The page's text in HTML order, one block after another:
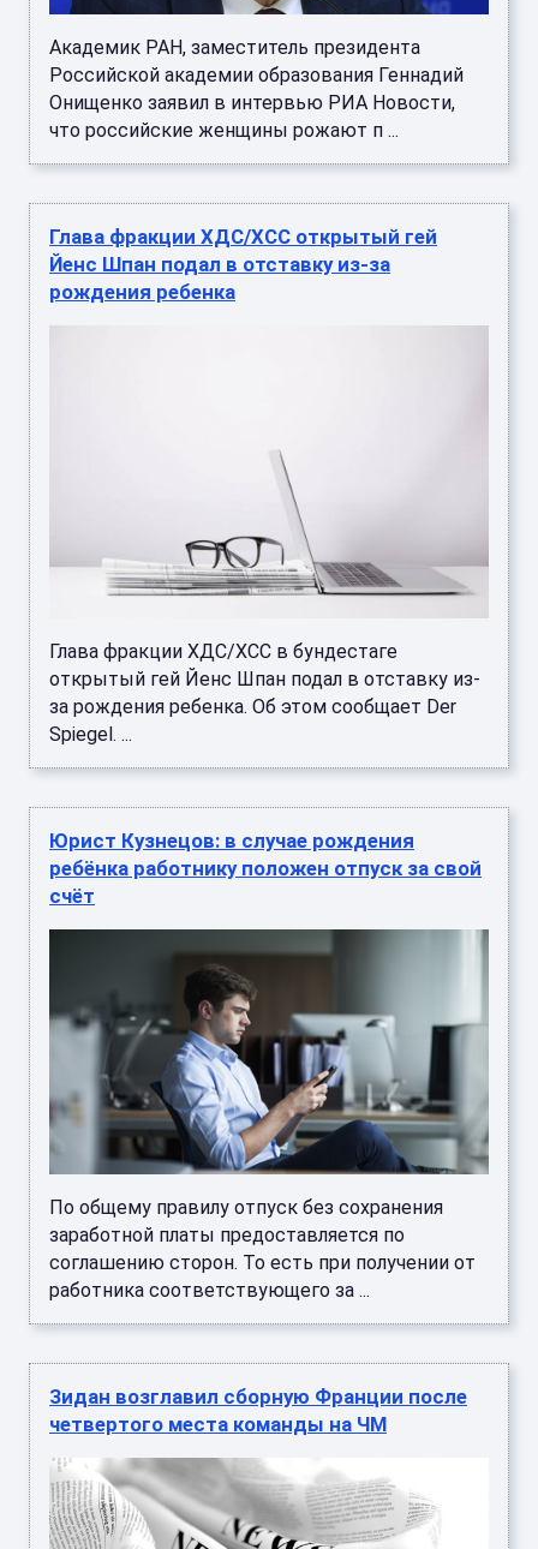
Академик РАН, заместитель президента
Российской академии образования Геннадий
Онищенко заявил в интервью РИА Новости,
что российские женщины рожают п ...
Глава фракции ХДС/ХСС открытый гей
Йенс Шпан подал в отставку из-за
рождения ребенка
Глава фракции ХДС/ХСС в бундестаге
открытый гей Йенс Шпан подал в отставку из-
за рождения ребенка. Об этом сообщает Der
Spiegel. ...
Юрист Кузнецов: в случае рождения
ребёнка работнику положен отпуск за свой
счёт
По общему правилу отпуск без сохранения
заработной платы предоставляется по
соглашению сторон. То есть при получении от
работника соответствующего за ...
Зидан возглавил сборную Франции после
четвертого места команды на ЧМ